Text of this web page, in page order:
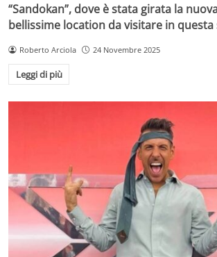
“Sandokan”, dove è stata girata la
bellissime location da visitare in questa
Roberto Arciola 24 Novembre 2025
Leggi di più